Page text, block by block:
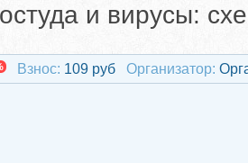
и вирусы:
Взнос: 109 руб Организатор: